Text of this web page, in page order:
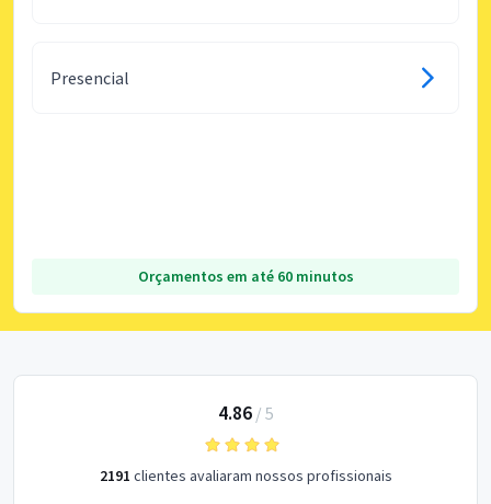
Presencial
Orçamentos em até 60 minutos
4.86/ 5
2191 clientes avaliaram nossos profissionais